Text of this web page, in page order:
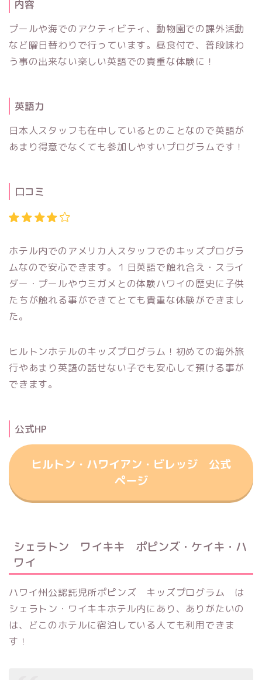
内容
プールや海でのアクティビティ、動物園での課外活動
など曜日替わりで行っています。昼食付で、普段味わ
う事の出来ない楽しい英語での貴重な体験に！
英語力
日本人スタッフも在中しているとのことなので英語が
あまり得意でなくても参加しやすいプログラムです！
口コミ
ホテル内でのアメリカ人スタッフでのキッズプログラ
ムなので安心できます。１日英語で触れ合え・スライ
ダー・プールやウミガメとの体験ハワイの歴史に子供
たちが触れる事ができてとても貴重な体験ができまし
た。
ヒルトンホテルのキッズプログラム！初めての海外旅
行やあまり英語の話せない子でも安心して預ける事が
できます。
公式HP
ヒルトン・ハワイアン・ビレッジ 公式
ページ
シェラトン ワイキキ ポピンズ・ケイキ・ハ
ワイ
ハワイ州公認託児所ポピンズ キッズプログラム は
シェラトン・ワイキキホテル内にあり、ありがたいの
は、どこのホテルに宿泊している人ても利用できま
す！